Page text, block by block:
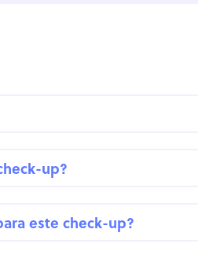
up?
este check-up?